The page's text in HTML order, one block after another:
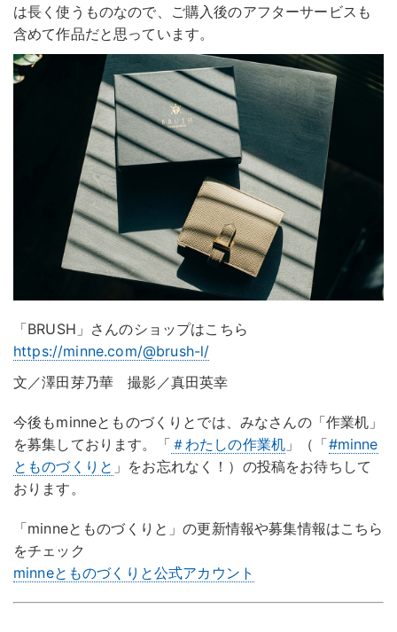
は長く使うものなので、ご購入後のアフターサービスも
含めて作品だと思っています。
「BRUSH」さんのショップはこちら
https://minne.com/@brush-l/
文／澤田芽乃華 撮影／真田英幸
今後もminneとものづくりとでは、みなさんの「作業机」
を募集しております。「 ＃わたしの作業机 」（「#minne
とものづくりと 」をお忘れなく！）の投稿をお待ちして
おります。
「minneとものづくりと」の更新情報や募集情報はこちら
をチェック
minneとものづくりと公式アカウント